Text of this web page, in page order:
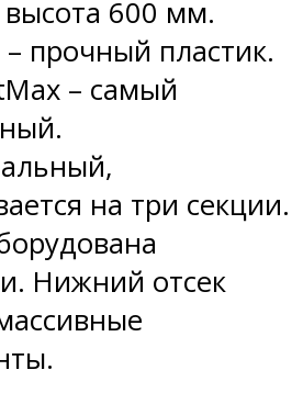
600 мм.
прочный пластик.
– самый
на три секции.
Нижний отсек